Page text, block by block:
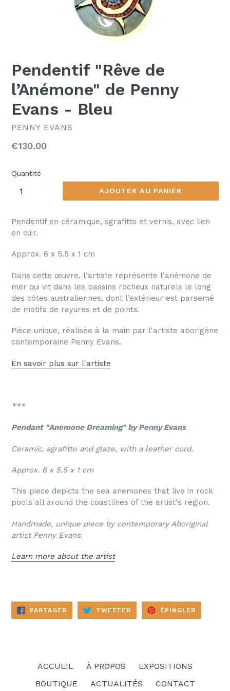
Pendentif "Rêve de
l’Anémone" de Penny
Evans - Bleu
PENNY EVANS
Prix
€130.00
Quantité
AJOUTER AU PANIER
Pendentif en céramique, sgrafitto et vernis, avec lien
en cuir.
Approx. 6 x 5.5 x 1 cm
Dans cette œuvre, l’artiste représente l’anémone de
mer qui vit dans les bassins rocheux naturels le long
des côtes australiennes, dont l’extérieur est parsemé
de motifs de rayures et de points.
Pièce unique, réalisée à la main par l'artiste aborigène
contemporaine Penny Evans.
En savoir plus sur l'artiste
***
Pendant "Anemone Dreaming" by Penny Evans
Ceramic, sgrafitto and glaze, with a leather cord.
Approx. 6 x 5.5 x 1 cm
This piece depicts the sea anemones that live in rock
pools all around the coastlines of the artist's region.
Handmade, unique piece by contemporary Aboriginal
artist Penny Evans.
Learn more about the artist
PARTAGERPARTAGER
SUR
FACEBOOK
TWEETER TWEETER
TWITTER
ÉPINGLER
ACCUEIL À PROPOS
EXPOSITIONS
BOUTIQUE
ACTUALITÉS CONTACT